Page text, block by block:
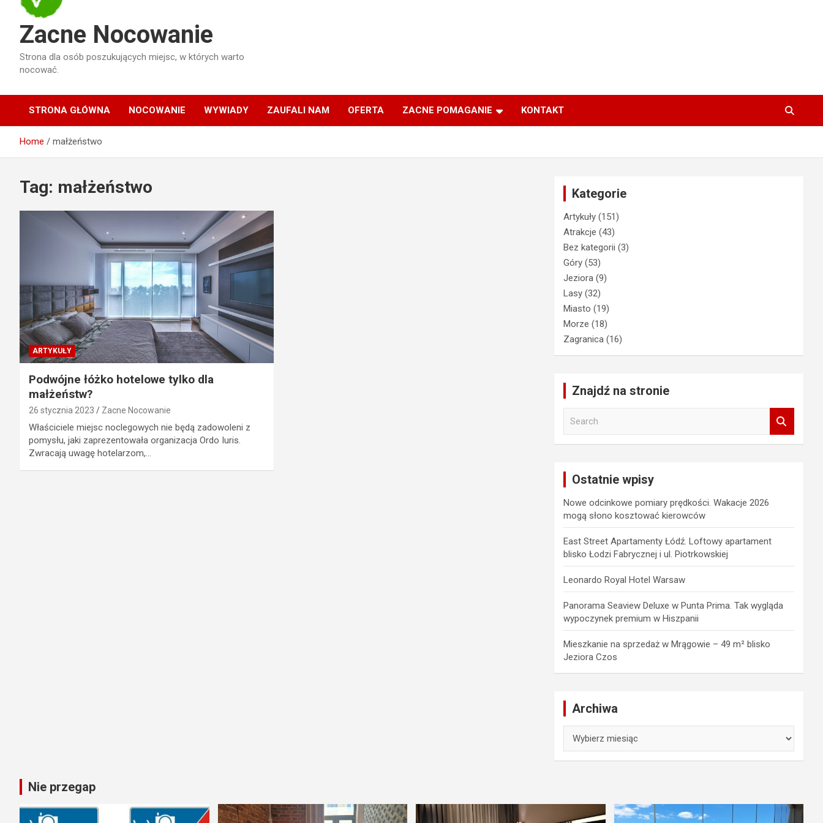
Zacne Nocowanie
Strona dla osób poszukujących miejsc, w których warto
nocować.
STRONA GŁÓWNA NOCOWANIE WYWIADY ZAUFALI NAM OFERTA ZACNE POMAGANIE KONTAKT
Home małżeństwo
Tag: małżeństwo
ARTYKUŁY
Podwójne łóżko hotelowe tylko dla
małżeństw?
26 stycznia 2023 Zacne Nocowanie
Właściciele miejsc noclegowych nie będą zadowoleni z
pomysłu, jaki zaprezentowała organizacja Ordo Iuris.
Zwracają uwagę hotelarzom,…
Kategorie
Artykuły (151)
Atrakcje (43)
Bez kategorii (3)
Góry (53)
Jeziora (9)
Lasy (32)
Miasto (19)
Morze (18)
Zagranica (16)
Znajdź na stronie
Ostatnie wpisy
Nowe odcinkowe pomiary prędkości. Wakacje 2026
mogą słono kosztować kierowców
East Street Apartamenty Łódź. Loftowy apartament
blisko Łodzi Fabrycznej i ul. Piotrkowskiej
Leonardo Royal Hotel Warsaw
Panorama Seaview Deluxe w Punta Prima. Tak wygląda
wypoczynek premium w Hiszpanii
Mieszkanie na sprzedaż w Mrągowie – 49 m² blisko
Jeziora Czos
Archiwa
Nie przegap